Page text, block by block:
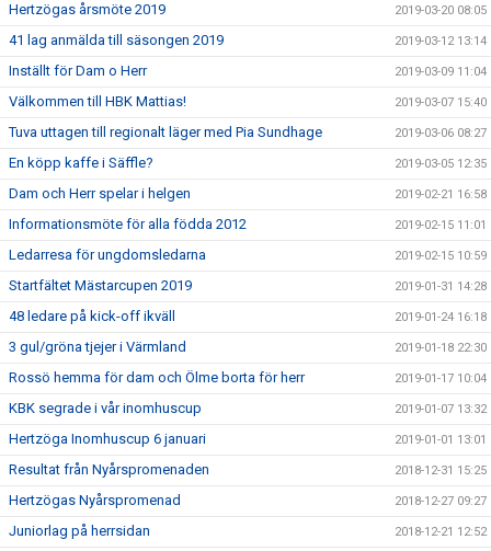
Hertzögas årsmöte 2019 2019-03-20 08:05
41 lag anmälda till säsongen 2019 2019-03-12 13:14
Inställt för Dam o Herr 2019-03-09 11:04
Välkommen till HBK Mattias! 2019-03-07 15:40
Tuva uttagen till regionalt läger med Pia Sundhage 2019-03-06 08:27
En köpp kaffe i Säffle? 2019-03-05 12:35
Dam och Herr spelar i helgen 2019-02-21 16:58
Informationsmöte för alla födda 2012 2019-02-15 11:01
Ledarresa för ungdomsledarna 2019-02-15 10:59
Startfältet Mästarcupen 2019 2019-01-31 14:28
48 ledare på kick-off ikväll 2019-01-24 16:18
3 gul/gröna tjejer i Värmland 2019-01-18 22:30
Rossö hemma för dam och Ölme borta för herr 2019-01-17 10:04
KBK segrade i vår inomhuscup 2019-01-07 13:32
Hertzöga Inomhuscup 6 januari 2019-01-01 13:01
Resultat från Nyårspromenaden 2018-12-31 15:25
Hertzögas Nyårspromenad 2018-12-27 09:27
Juniorlag på herrsidan 2018-12-21 12:52